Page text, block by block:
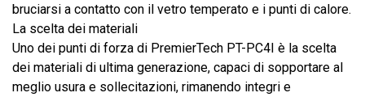
bruciarsi a contatto con il vetro temperato e i punti di calore.
La scelta dei materiali
Uno dei punti di forza di PremierTech PT-PC4I è la scelta
dei materiali di ultima generazione, capaci di sopportare al
meglio usura e sollecitazioni, rimanendo integri e